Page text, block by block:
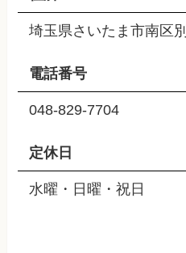
埼玉県さいたま市南区
電話番号
048-829-7704
定休日
水曜・日曜・祝日